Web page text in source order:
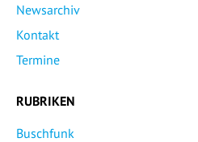
Newsarchiv
Kontakt
Termine
RUBRIKEN
Buschfunk